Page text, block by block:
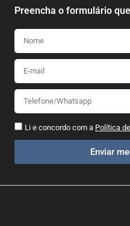
Preencha o formulário
Li e concordo com a Política
Enviar